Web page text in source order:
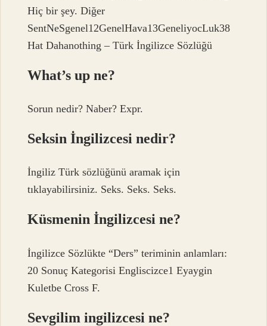
Hiç bir şey. Diğer
SentNeSgenel12GenelHava13GeneliyocLuk38
Hat Dahanothing – Türk İngilizce Sözlüğü
What’s up ne?
Sorun nedir? Naber? Expr.
Seksin İngilizcesi nedir?
İngiliz Türk sözlüğünü aramak için
tıklayabilirsiniz. Seks. Seks. Seks.
Küsmenin İngilizcesi ne?
İngilizce Sözlükte “Ders” teriminin anlamları:
20 Sonuç Kategorisi Engliscizce1 Eyaygin
Kuletbe Cross F.
Sevgilim ingilizcesi ne?